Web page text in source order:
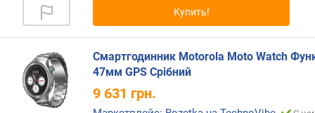
м
я
р
а
Купить!
Смартгодинник Motorola Moto Watch
47мм GPS Срібний
9 631 грн.